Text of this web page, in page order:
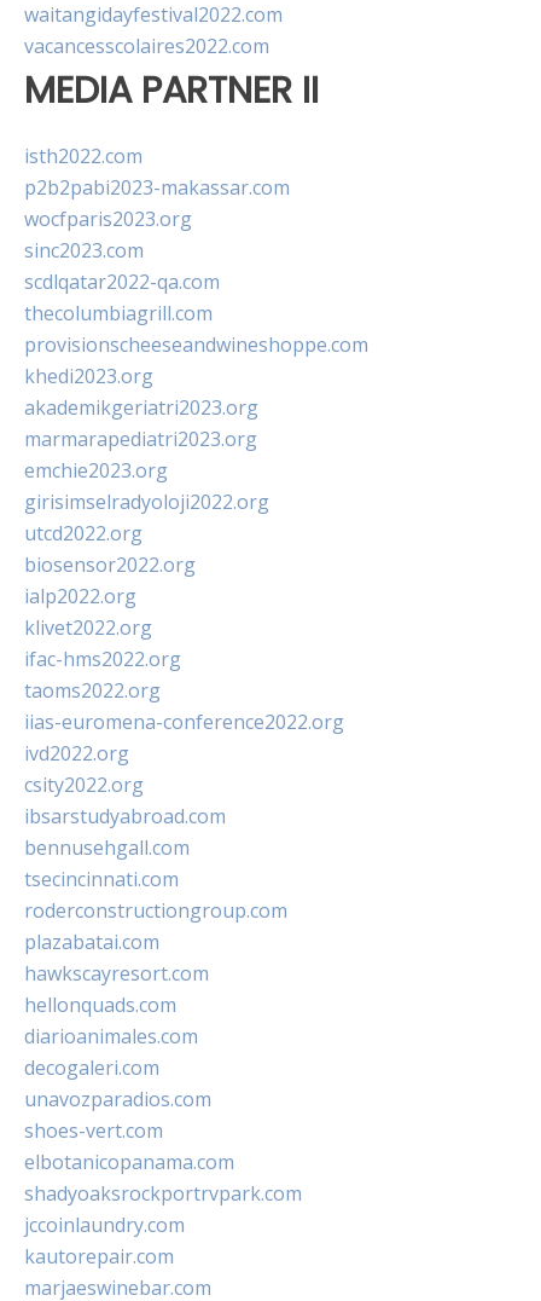
waitangidayfestival2022.com
vacancesscolaires2022.com
MEDIA PARTNER II
isth2022.com
p2b2pabi2023-makassar.com
wocfparis2023.org
sinc2023.com
scdlqatar2022-qa.com
thecolumbiagrill.com
provisionscheeseandwineshoppe.com
khedi2023.org
akademikgeriatri2023.org
marmarapediatri2023.org
emchie2023.org
girisimselradyoloji2022.org
utcd2022.org
biosensor2022.org
ialp2022.org
klivet2022.org
ifac-hms2022.org
taoms2022.org
iias-euromena-conference2022.org
ivd2022.org
csity2022.org
ibsarstudyabroad.com
bennusehgall.com
tsecincinnati.com
roderconstructiongroup.com
plazabatai.com
hawkscayresort.com
hellonquads.com
diarioanimales.com
decogaleri.com
unavozparadios.com
shoes-vert.com
elbotanicopanama.com
shadyoaksrockportrvpark.com
jccoinlaundry.com
kautorepair.com
marjaeswinebar.com